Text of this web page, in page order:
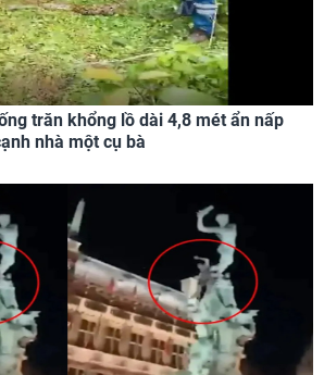
trăn khổng lồ dài 4,8 mét ẩn nấp
nhà một cụ bà